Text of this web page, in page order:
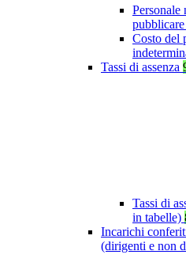
Personale
Costo del
Tassi di assenza
Tassi di
in tabelle)
Incarichi
(dirigenti e non